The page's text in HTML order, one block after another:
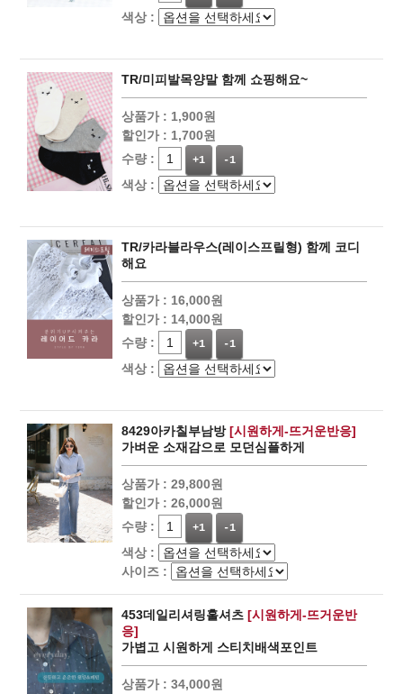
색상 :
TR/미피발목양말 함께 쇼핑해요~
상품가 : 1,900원
할인가 : 1,700원
수량 :
+1 -1
색상 :
TR/카라블라우스(레이스프릴형) 함께 코디
해요
상품가 : 16,000원
할인가 : 14,000원
수량 :
+1 -1
색상 :
8429아카칠부남방[시원하게-뜨거운반응]
가벼운 소재감으로 모던심플하게
상품가 : 29,800원
할인가 : 26,000원
수량 :
+1 -1
색상 :
사이즈 :
453데일리셔링훌셔츠 [시원하게-뜨거운반
응]
가볍고 시원하게 스티치배색포인트
상품가 : 34,000원